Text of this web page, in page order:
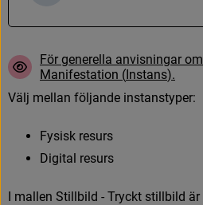
För generella anvisningar om
Manifestation (Instans).
Välj mellan följande instanstyper:
Fysisk resurs
Digital resurs
I mallen Stillbild - Tryckt stillbild är